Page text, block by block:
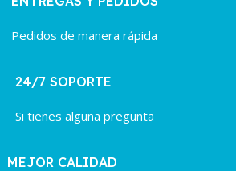
Pedidos de manera rápida
24/7 SOPORTE
Si tienes alguna pregunta
MEJOR CALIDAD